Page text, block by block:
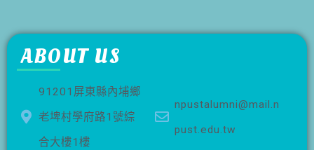
ABOUT US
91201屏東縣內埔鄉
老埤村學府路1號綜
合大樓1樓
npustalumni@mail.n
pust.edu.tw